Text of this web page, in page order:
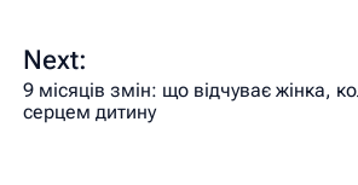
Next:
9 місяців змін: що відчуває жінка,
серцем дитину